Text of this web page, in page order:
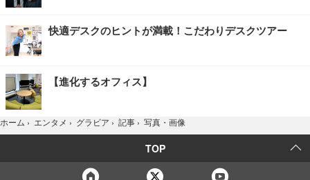
快適デスクのヒントが満載！こだわりデスクツアー
【進化するオフィス】
ホーム › エンタメ › グラビア › 記事 › 写真・画像
TOP